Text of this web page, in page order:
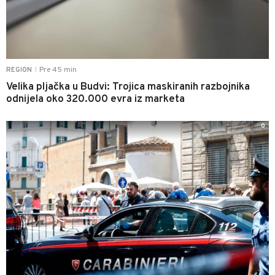
REGION Pre 45 min
Velika pljačka u Budvi: Trojica maskiranih razbojnika
odnijela oko 320.000 evra iz marketa
0